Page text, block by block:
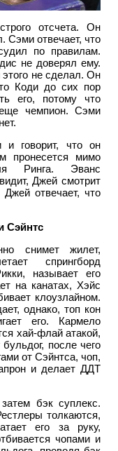
отсчета. Он
Сэми отвечает, что
по правилам.
не доверял ему.
не сделал. Он
Коди до сих пор
его, потому что
чемпион. Сэми
и говорит, что он
пронесется мимо
Ринга. Эванс
Джей смотрит
отвечает, что
Сэйнтс
снимет жилет,
спрингборд
называет его
на канатах, Хэйс
клоузлайном.
однако, топ кон
его. Кармело
хай-флай атакой,
после чего
от Сэйнтса, чоп,
и делает ДДТ
бэк суплекс.
толкаются,
его за руку,
чопами и